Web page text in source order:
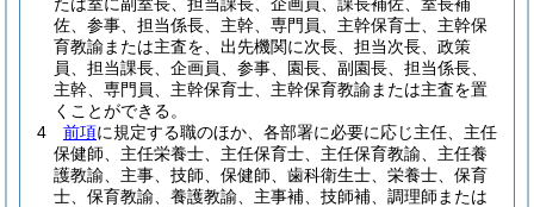
佐、参事、担当係長、主幹、専門員、主幹保育士、主幹保
育教諭または主査を、出先機関に次長、担当次長、政策
員、担当課長、企画員、参事、園長、副園長、担当係長、
主幹、専門員、主幹保育士、主幹保育教諭または主査を置
くことができる。
4
前項に規定する職のほか、各部署に必要に応じ主任、主任
保健師、主任栄養士、主任保育士、主任保育教諭、主任養
護教諭、主事、技師、保健師、歯科衛生士、栄養士、保育
士、保育教諭、養護教諭、主事補、技師補、調理師または